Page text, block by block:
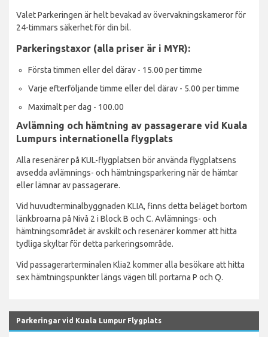
Valet Parkeringen är helt bevakad av övervakningskameror för
24-timmars säkerhet för din bil.
Parkeringstaxor (alla priser är i MYR):
Första timmen eller del därav - 15.00 per timme
Varje efterföljande timme eller del därav - 5.00 per timme
Maximalt per dag - 100.00
Avlämning och hämtning av passagerare vid Kuala
Lumpurs internationella flygplats
Alla resenärer på KUL-flygplatsen bör använda flygplatsens
avsedda avlämnings- och hämtningsparkering när de hämtar
eller lämnar av passagerare.
Vid huvudterminalbyggnaden KLIA, finns detta beläget bortom
länkbroarna på Nivå 2 i Block B och C. Avlämnings- och
hämtningsområdet är avskilt och resenärer kommer att hitta
tydliga skyltar för detta parkeringsområde.
Vid passagerarterminalen Klia2 kommer alla besökare att hitta
sex hämtningspunkter längs vägen till portarna P och Q.
Parkeringar vid Kuala Lumpur Flygplats